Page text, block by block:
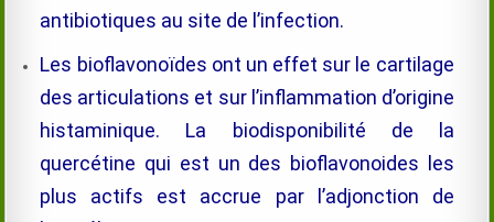
antibiotiques au site de l’infection.
Les bioflavonoïdes ont un effet sur le cartilage
des articulations et sur l’inflammation d’origine
histaminique. La biodisponibilité de la
quercétine qui est un des bioflavonoides les
plus actifs est accrue par l’adjonction de